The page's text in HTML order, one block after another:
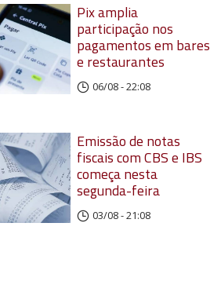
Pix amplia
participação nos
pagamentos em bares
e restaurantes
06/08 - 22:08
Emissão de notas
fiscais com CBS e IBS
começa nesta
segunda-feira
03/08 - 21:08